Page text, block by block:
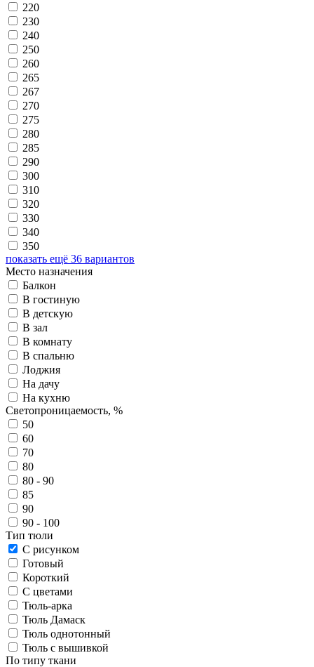
220
230
240
250
260
265
267
270
275
280
285
290
300
310
320
330
340
350
показать ещё 36 вариантов
Место назначения
Балкон
В гостиную
В детскую
В зал
В комнату
В спальню
Лоджия
На дачу
На кухню
Светопроницаемость, %
50
60
70
80
80 - 90
85
90
90 - 100
Тип тюли
С рисунком
Готовый
Короткий
С цветами
Тюль-арка
Тюль Дамаск
Тюль однотонный
Тюль с вышивкой
По типу ткани